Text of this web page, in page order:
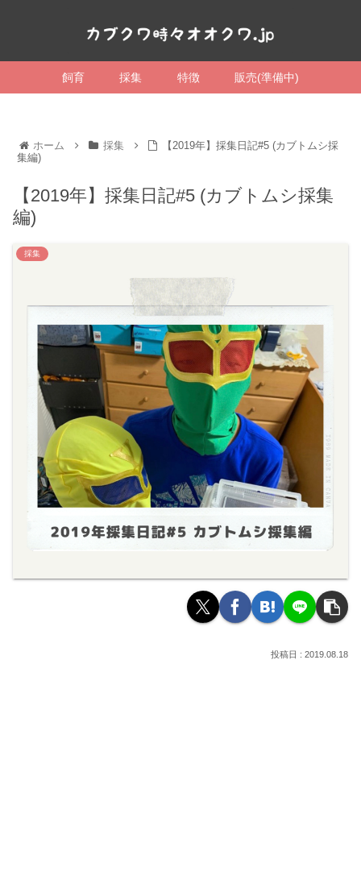
飼育 採集 特徴 販売(準備中)
ホーム 採集
【2019年】採集日記#5 (カブトムシ採
集編)
【2019年】採集日記#5 (カブトムシ採集
編)
採集
2019.08.18